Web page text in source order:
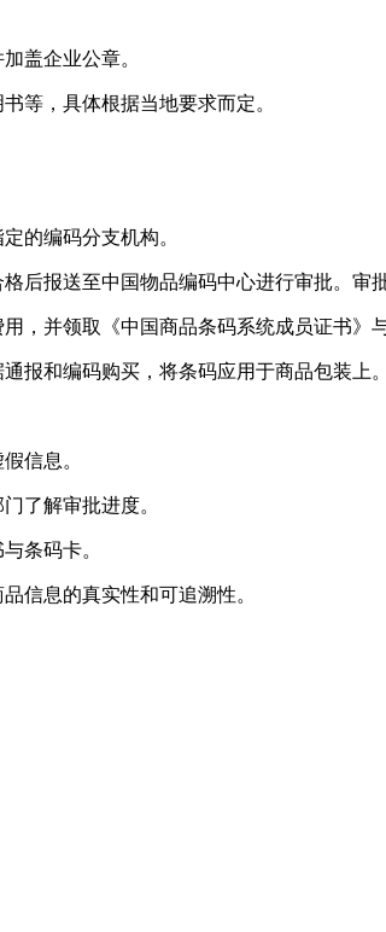
盖企业公章。
等，具体根据当地要求而定。
的编码分支机构。
后报送至中国物品编码中心进行审批。审
，并领取《中国商品条码系统成员证书》
报和编码购买，将条码应用于商品包装上。
信息。
了解审批进度。
条码卡。
信息的真实性和可追溯性。